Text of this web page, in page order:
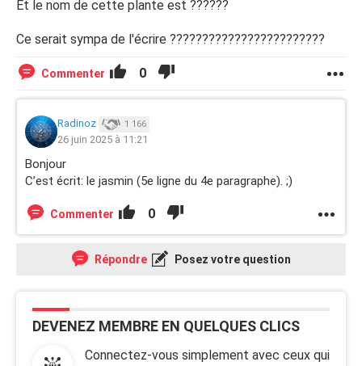
Et le nom de cette plante est ??????
Ce serait sympa de l'écrire ????????????????????????
Commenter 0
Radinoz 1 166
26 juin 2025 à 11:21
Bonjour
C’est écrit: le jasmin (5e ligne du 4e paragraphe). ;)
Commenter 0
Répondre Posez votre question
DEVENEZ MEMBRE EN QUELQUES CLICS
Connectez-vous simplement avec ceux qui